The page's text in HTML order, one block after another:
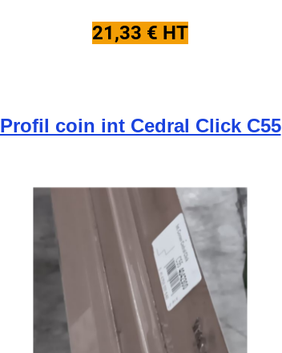
21,33 € HT
Profil coin int Cedral Click C55